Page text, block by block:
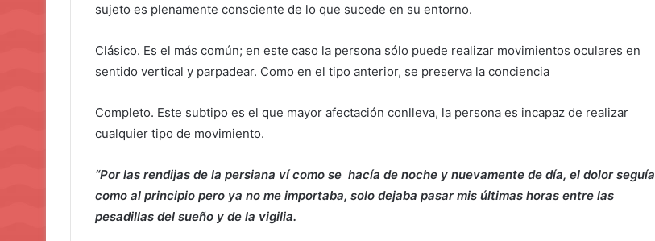
sujeto es plenamente consciente de lo que sucede en su entorno.
Clásico. Es el más común; en este caso la persona sólo puede realizar movimientos oculares en
sentido vertical y parpadear. Como en el tipo anterior, se preserva la conciencia
Completo. Este subtipo es el que mayor afectación conlleva, la persona es incapaz de realizar
cualquier tipo de movimiento.
“Por las rendijas de la persiana ví como se hacía de noche y nuevamente de día, el dolor seguía
como al principio pero ya no me importaba, solo dejaba pasar mis últimas horas entre las
pesadillas del sueño y de la vigilia.